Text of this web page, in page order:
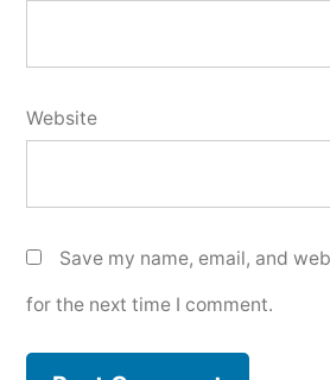
Website
Save my name, email, and
for the next time I comment.